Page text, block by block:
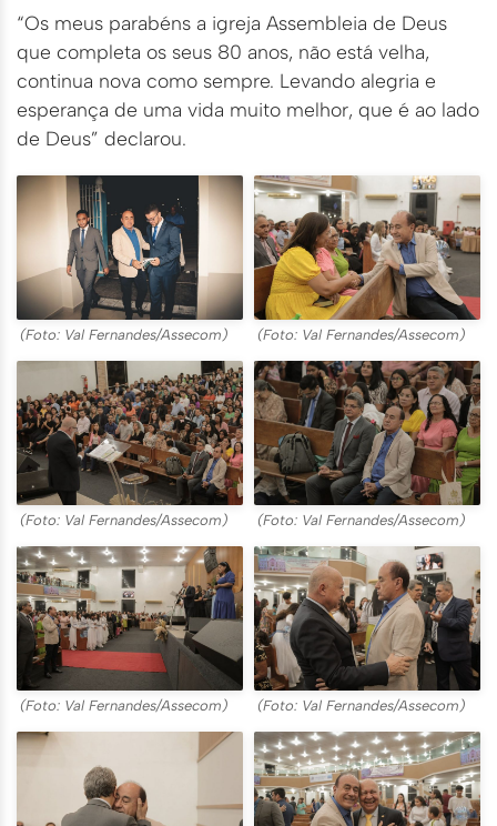
“Os meus parabéns a igreja Assembleia de Deus
que completa os seus 80 anos, não está velha,
continua nova como sempre. Levando alegria e
esperança de uma vida muito melhor, que é ao lado
de Deus” declarou.
(Foto: Val Fernandes/Assecom) (Foto: Val Fernandes/Assecom)
(Foto: Val Fernandes/Assecom) (Foto: Val Fernandes/Assecom)
(Foto: Val Fernandes/Assecom) (Foto: Val Fernandes/Assecom)